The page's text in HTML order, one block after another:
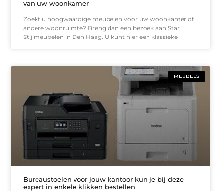
van uw woonkamer
Zoekt u hoogwaardige meubelen voor uw woonkamer of
andere woonruimte? Breng dan een bezoek aan Star
Stijlmeubelen in Den Haag. U kunt hier een klassieke
MEUBELS
Bureaustoelen voor jouw kantoor kun je bij deze
expert in enkele klikken bestellen